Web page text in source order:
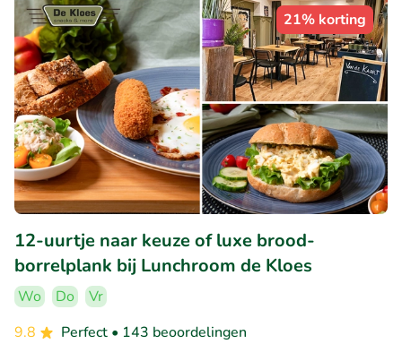
21% korting
12-uurtje naar keuze of luxe brood-
borrelplank bij Lunchroom de Kloes
Wo Do
Vr
9.8
Perfect • 143 beoordelingen